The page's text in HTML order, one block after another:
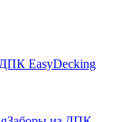
EasyDecking